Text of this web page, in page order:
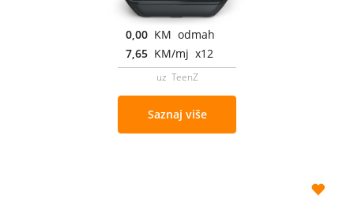
0,00 KM odmah
7,65 KM/mj x12
uz TeenZ
Saznaj više